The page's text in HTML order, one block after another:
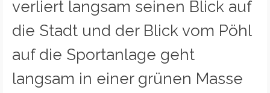
verliert langsam seinen Blick auf
die Stadt und der Blick vom Pöhl
auf die Sportanlage geht
langsam in einer grünen Masse